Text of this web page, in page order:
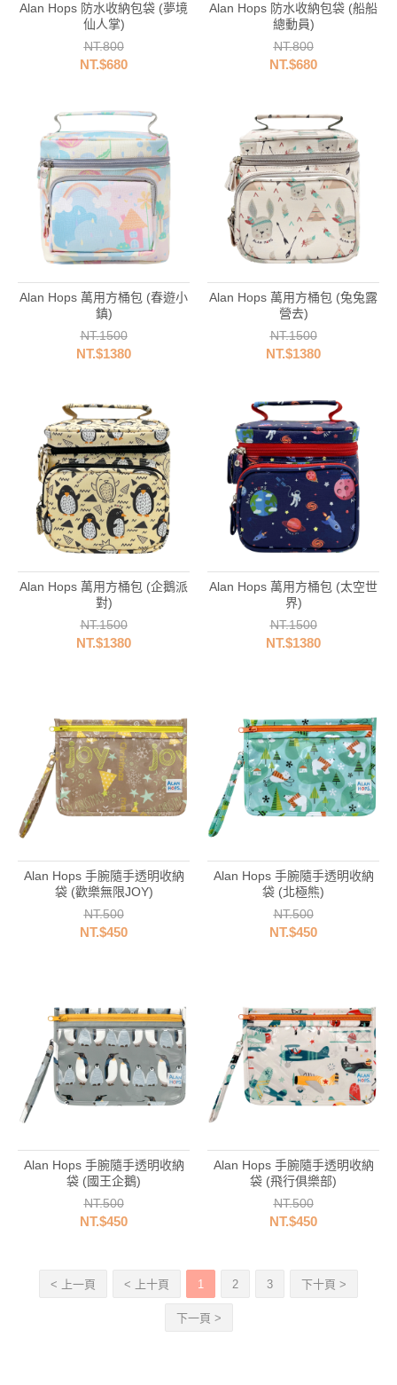
Alan Hops 防水收納包袋 (夢境
仙人掌)
NT.800
NT.$680
Alan Hops 防水收納包袋 (船船
總動員)
NT.800
NT.$680
Alan Hops 萬用方桶包 (春遊小
鎮)
NT.1500
NT.$1380
Alan Hops 萬用方桶包 (兔兔露
營去)
NT.1500
NT.$1380
Alan Hops 萬用方桶包 (企鵝派
對)
NT.1500
NT.$1380
Alan Hops 萬用方桶包 (太空世
界)
NT.1500
NT.$1380
Alan Hops 手腕隨手透明收納
袋 (歡樂無限JOY)
NT.500
NT.$450
Alan Hops 手腕隨手透明收納
袋 (北極熊)
NT.500
NT.$450
Alan Hops 手腕隨手透明收納
袋 (國王企鵝)
NT.500
NT.$450
Alan Hops 手腕隨手透明收納
袋 (飛行俱樂部)
NT.500
NT.$450
< 上一頁 < 上十頁 1 2 3 下十頁 >
下一頁 >